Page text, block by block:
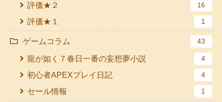
評価★２ 16
評価★１ 1
ゲームコラム 43
龍が如く７春日一番の妄想夢小説 4
初心者APEXプレイ日記 4
セール情報 1